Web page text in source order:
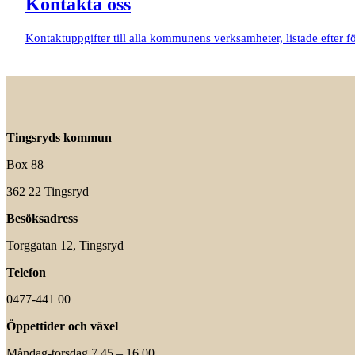
Kontaktuppgifter till alla kommunens verksamheter, listade efter
Tingsryds kommun
Box 88
362 22 Tingsryd
Besöksadress
Torggatan 12, Tingsryd
Telefon
0477-441 00
Öppettider och växel